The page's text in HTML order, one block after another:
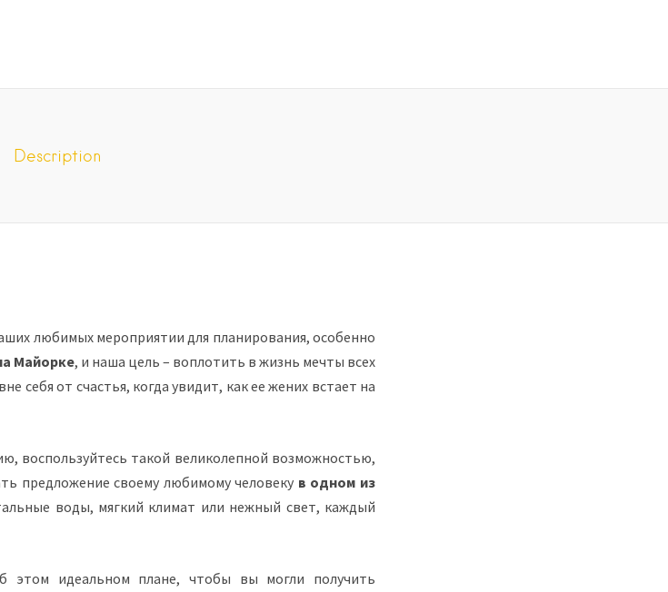
Description
любимых мероприятии для планирования, особенно
Майорке, и наша цель – воплотить в жизнь мечты всех
себя от счастья, когда увидит, как ее жених встает на
воспользуйтесь такой великолепной возможностью,
предложение своему любимому человеку в одном из
воды, мягкий климат или нежный свет, каждый
идеальном плане, чтобы вы могли получить